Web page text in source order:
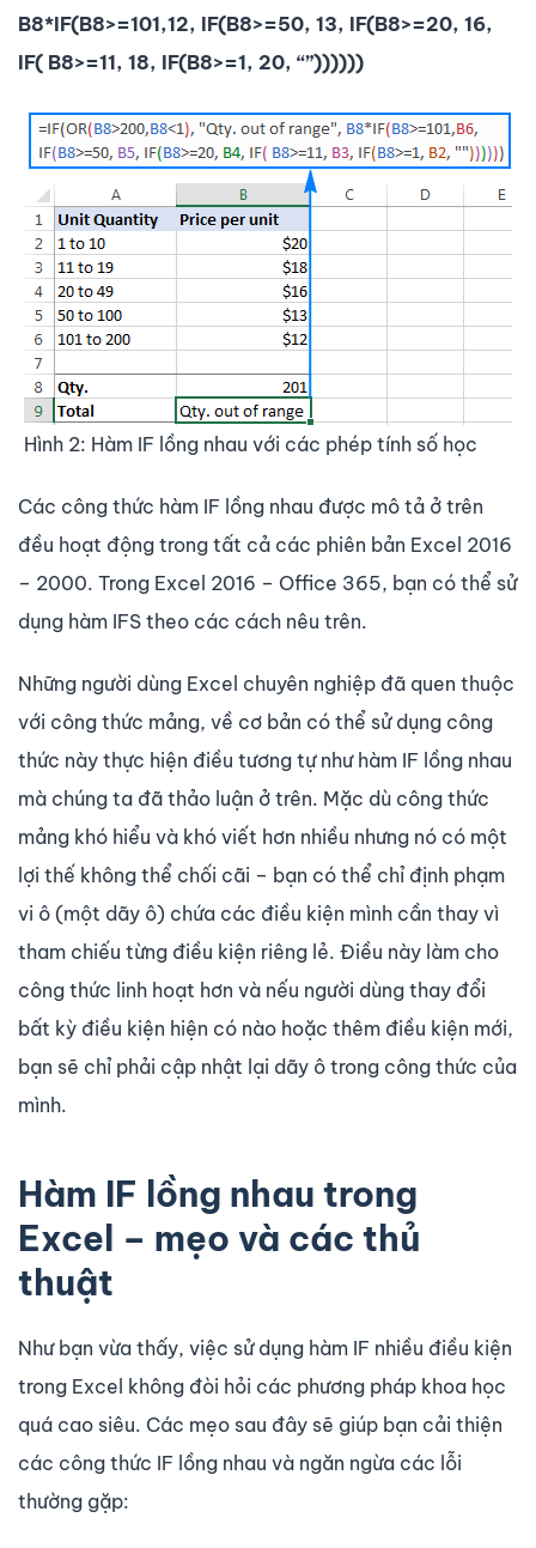
B8*IF(B8>=101,12, IF(B8>=50, 13, IF(B8>=20, 16,
IF( B8>=11, 18, IF(B8>=1, 20, “”))))))
Hình 2: Hàm IF lồng nhau với các phép tính số học
Các công thức hàm IF lồng nhau được mô tả ở trên
đều hoạt động trong tất cả các phiên bản Excel 2016
– 2000. Trong Excel 2016 – Office 365, bạn có thể sử
dụng hàm IFS theo các cách nêu trên.
Những người dùng Excel chuyên nghiệp đã quen thuộc
với công thức mảng, về cơ bản có thể sử dụng công
thức này thực hiện điều tương tự như hàm IF lồng nhau
mà chúng ta đã thảo luận ở trên. Mặc dù công thức
mảng khó hiểu và khó viết hơn nhiều nhưng nó có một
lợi thế không thể chối cãi – bạn có thể chỉ định phạm
vi ô (một dãy ô) chứa các điều kiện mình cần thay vì
tham chiếu từng điều kiện riêng lẻ. Điều này làm cho
công thức linh hoạt hơn và nếu người dùng thay đổi
bất kỳ điều kiện hiện có nào hoặc thêm điều kiện mới,
bạn sẽ chỉ phải cập nhật lại dãy ô trong công thức của
mình.
Hàm IF lồng nhau trong
Excel – mẹo và các thủ
thuật
Như bạn vừa thấy, việc sử dụng hàm IF nhiều điều kiện
trong Excel không đòi hỏi các phương pháp khoa học
quá cao siêu. Các mẹo sau đây sẽ giúp bạn cải thiện
các công thức IF lồng nhau và ngăn ngừa các lỗi
thường gặp: